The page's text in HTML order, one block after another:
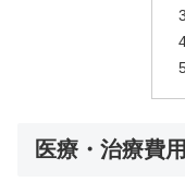
医療・治療費用